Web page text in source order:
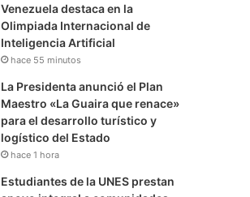
Venezuela destaca en la
Olimpiada Internacional de
Inteligencia Artificial
hace 55 minutos
La Presidenta anunció el Plan
Maestro «La Guaira que renace»
para el desarrollo turístico y
logístico del Estado
hace 1 hora
Estudiantes de la UNES prestan